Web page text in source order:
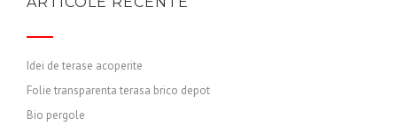
Idei de terase acoperite
Folie transparenta terasa brico depot
Bio pergole